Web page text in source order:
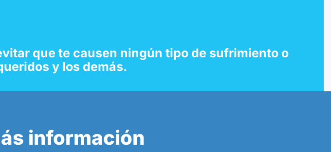
que te causen ningún tipo de sufrimiento o
y los demás.
información